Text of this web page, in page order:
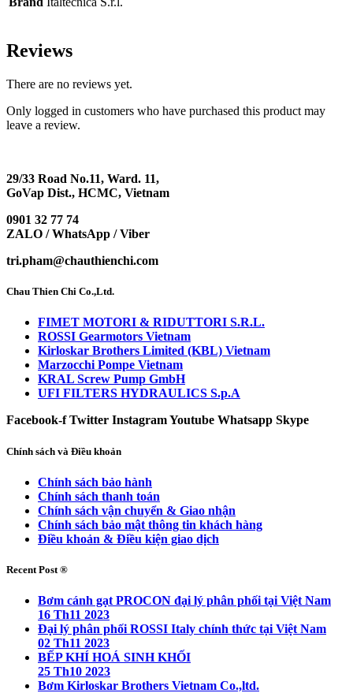
Reviews
There are no reviews yet.
Only logged in customers who have purchased this product may
leave a review.
29/33 Road No.11, Ward. 11,
GoVap Dist., HCMC, Vietnam
0901 32 77 74
ZALO / WhatsApp / Viber
tri.pham@chauthienchi.com
Chau Thien Chi Co.,Ltd.
FIMET MOTORI & RIDUTTORI S.R.L.
ROSSI Gearmotors Vietnam
Kirloskar Brothers Limited (KBL) Vietnam
Marzocchi Pompe Vietnam
KRAL Screw Pump GmbH
UFI FILTERS HYDRAULICS S.p.A
Facebook-f Twitter InstagramYoutube Whatsapp Skype
Chính sách và Điều khoản
Chính sách bảo hành
Chính sách thanh toán
Chính sách vận chuyển & Giao nhận
Chính sách bảo mật thông tin khách hàng
Điều khoản & Điều kiện giao dịch
Recent Post ®
Bơm cánh gạt PROCON đại lý phân phối tại Việt Nam
16 Th11 2023
Đại lý phân phối ROSSI Italy chính thức tại Việt Nam
02 Th11 2023
BẾP KHÍ HOÁ SINH KHỐI
25 Th10 2023
Bơm Kirloskar Brothers Vietnam Co.,ltd.